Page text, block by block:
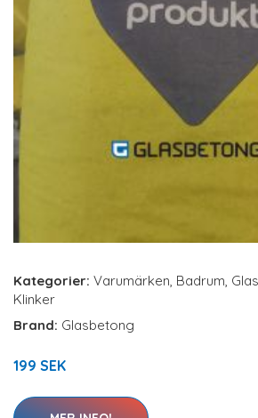
Kategorier: Varumärken, Badrum,
Klinker
Brand: Glasbetong
199 SEK